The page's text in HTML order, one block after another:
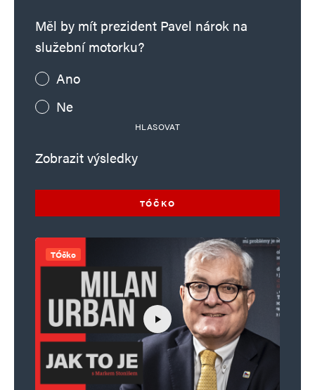
Měl by mít prezident Pavel nárok na
služební motorku?
Ano
Ne
HLASOVAT
Zobrazit výsledky
TÓČKO
TÓčko